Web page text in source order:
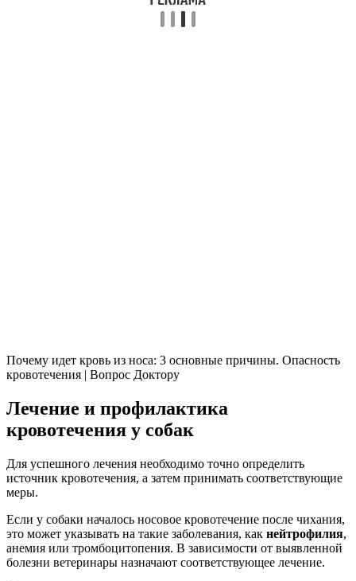
Почему идет кровь из носа: 3 основные причины. Опасность
кровотечения | Вопрос Доктору
Лечение и профилактика
кровотечения у собак
Для успешного лечения необходимо точно определить
источник кровотечения, а затем принимать соответствующие
меры.
Если у собаки началось носовое кровотечение после чихания,
это может указывать на такие заболевания, как нейтрофилия,
анемия или тромбоцитопения. В зависимости от выявленной
болезни ветеринары назначают соответствующее лечение.